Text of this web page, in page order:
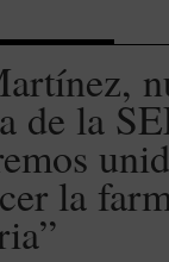
de la
la